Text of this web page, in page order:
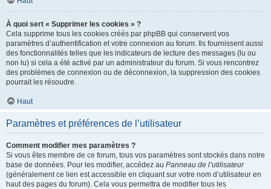
À quoi sert « Supprimer les cookies » ?
Cela supprime tous les cookies créés par phpBB qui conservent vos
paramètres d’authentification et votre connexion au forum. Ils fournissent aussi
des fonctionnalités telles que les indicateurs de lecture des messages (lu ou
non lu) si cela a été activé par un administrateur du forum. Si vous rencontrez
des problèmes de connexion ou de déconnexion, la suppression des cookies
pourrait les résoudre.
Haut
Paramètres et préférences de l’utilisateur
Comment modifier mes paramètres ?
Si vous êtes membre de ce forum, tous vos paramètres sont stockés dans notre
base de données. Pour les modifier, accédez au Panneau de l’utilisateur
(généralement ce lien est accessible en cliquant sur votre nom d’utilisateur en
haut des pages du forum). Cela vous permettra de modifier tous les